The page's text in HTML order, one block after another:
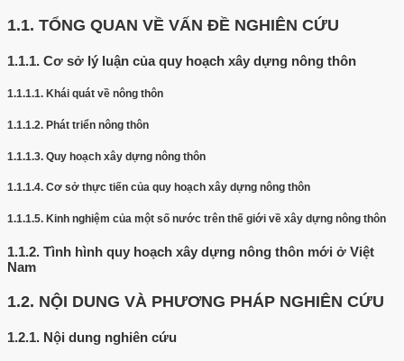
1.1. TỔNG QUAN VỀ VẤN ĐỀ NGHIÊN CỨU
1.1.1. Cơ sở lý luận của quy hoạch xây dựng nông thôn
1.1.1.1. Khái quát về nông thôn
1.1.1.2. Phát triển nông thôn
1.1.1.3. Quy hoạch xây dựng nông thôn
1.1.1.4. Cơ sở thực tiến của quy hoạch xây dựng nông thôn
1.1.1.5. Kinh nghiệm của một số nước trên thế giới về xây dựng nông thôn
1.1.2. Tình hình quy hoạch xây dựng nông thôn mới ở Việt
Nam
1.2. NỘI DUNG VÀ PHƯƠNG PHÁP NGHIÊN CỨU
1.2.1. Nội dung nghiên cứu